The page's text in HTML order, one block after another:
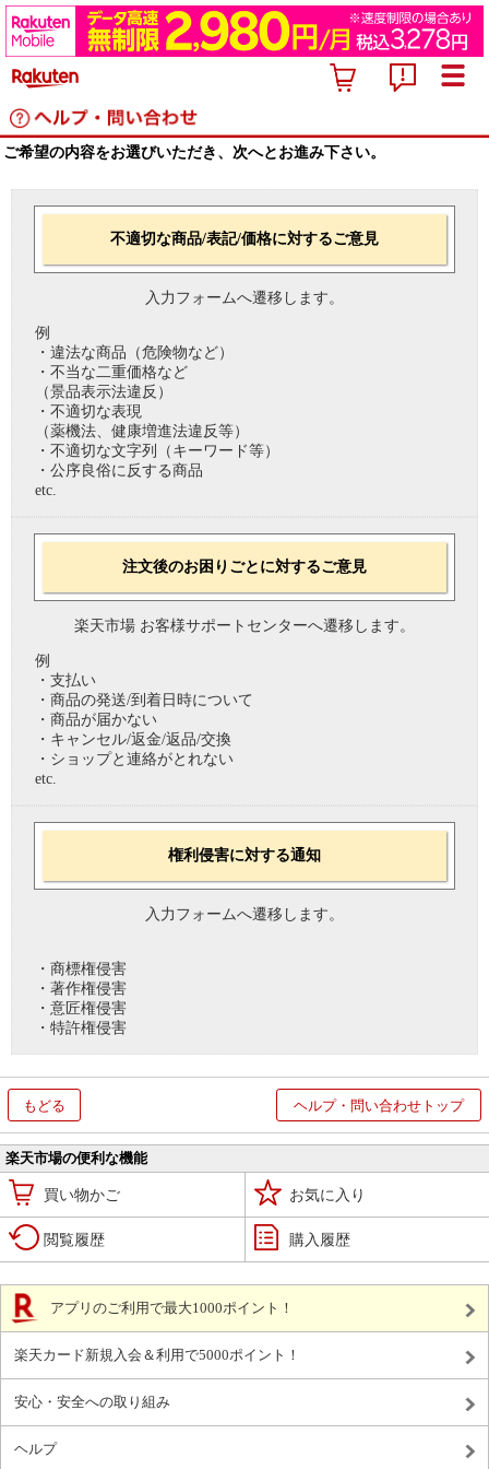
ご希望の内容をお選びいただき、次へとお進み下さい。
不適切な商品/表記/価格に対するご意見
入力フォームへ遷移します。
例
・違法な商品（危険物など）
・不当な二重価格など
（景品表示法違反）
・不適切な表現
（薬機法、健康増進法違反等）
・不適切な文字列（キーワード等）
・公序良俗に反する商品
etc.
注文後のお困りごとに対するご意見
楽天市場 お客様サポートセンターへ遷移します。
例
・支払い
・商品の発送/到着日時について
・商品が届かない
・キャンセル/返金/返品/交換
・ショップと連絡がとれない
etc.
権利侵害に対する通知
入力フォームへ遷移します。
・商標権侵害
・著作権侵害
・意匠権侵害
・特許権侵害
もどる ヘルプ・問い合わせトップ
楽天市場の便利な機能
買い物かご お気に入り
閲覧履歴 購入履歴
アプリのご利用で最大1000ポイント！
楽天カード新規入会＆利用で5000ポイント！
安心・安全への取り組み
ヘルプ